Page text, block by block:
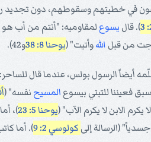
في خطيتهم وسقوطهم، دون تجديد
). قال يسوع لمقاوميه: "أنتم من أب هو
من قبل اللهوأتيت" (يوحنا 8: 38 و42).
أيضاً الرسول بولس، عندما قال
فعيننا للتبني بيسوع المسيح نفسه" (
يكرم الابن لا يكرم الآب" (يوحنا 5: 23 )،
(الرسالة إلى كولوسي 2: 9 ). أما